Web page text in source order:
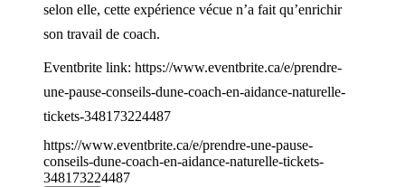
selon elle, cette expérience vécue n’a fait qu’enrichir
son travail de coach.
Eventbrite link: https://www.eventbrite.ca/e/prendre-
une-pause-conseils-dune-coach-en-aidance-naturelle-
tickets-348173224487
https://www.eventbrite.ca/e/prendre-une-pause-
conseils-dune-coach-en-aidance-naturelle-tickets-
348173224487